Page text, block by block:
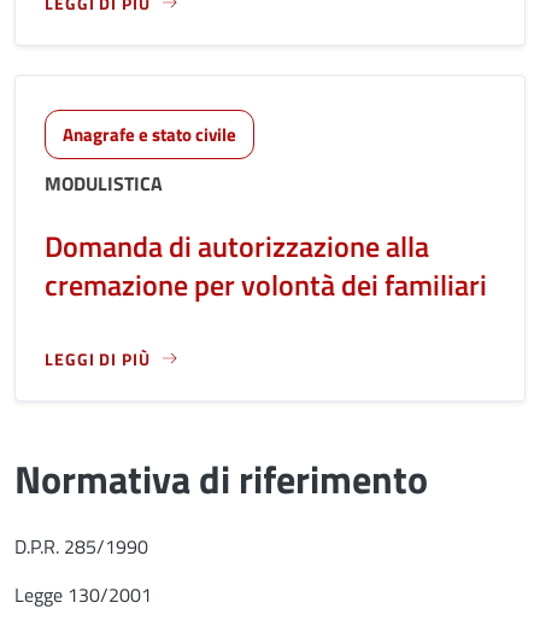
LEGGI ANCORA RIGUARDO A: DOMANDA DI
Anagrafe e stato civile
MODULISTICA
Domanda di autorizzazione alla
cremazione per volontà dei familiari
LEGGI DI PIÙ
LEGGI ANCORA RIGUARDO A: DOMANDA DI
Normativa di riferimento
D.P.R. 285/1990
Legge 130/2001